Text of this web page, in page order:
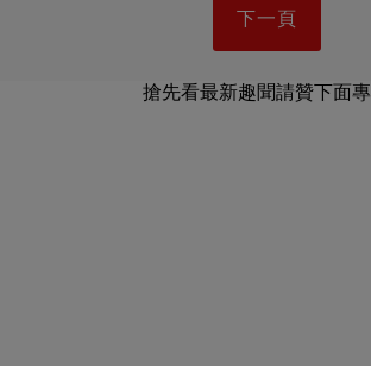
下一頁
搶先看最新趣聞請贊下面